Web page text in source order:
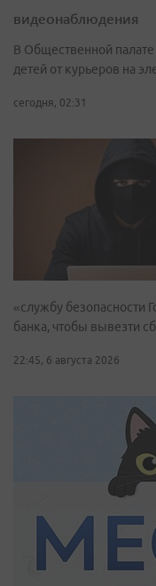
видеонаблюдения
В Общественной палате
детей от курьеров на
сегодня, 02:31
«службу безопасности
банка, чтобы вывезти
22:45, 6 августа 2026